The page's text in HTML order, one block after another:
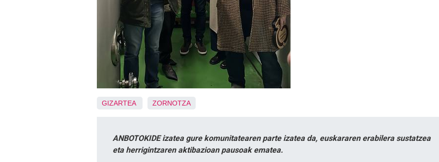
GIZARTEA ZORNOTZA
ANBOTOKIDE izatea gure komunitatearen parte izatea da, euskararen erabilera sustatzea
eta herrigintzaren aktibazioan pausoak ematea.